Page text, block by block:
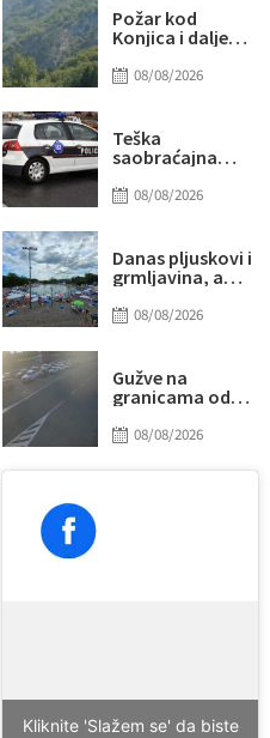
pridružio
kampanji
zastrašivanja
Bošnjaka!
Požar kod
Konjica i dalje
manjeg
terenu
08/08/2026
Teška
saobraćajna
Teretno vozilo
biciklistu
08/08/2026
Danas pljuskovi i
grmljavina, a
toplotni talas
08/08/2026
Gužve na
granicama od
Duga
izlazu iz BiH, evo
08/08/2026
Kliknite 'Slažem se' da biste